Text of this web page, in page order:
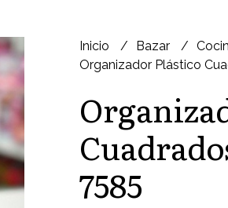
Inicio Bazar
Organizador Plástico
7585